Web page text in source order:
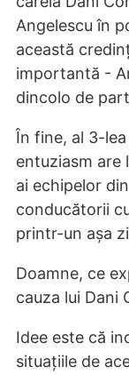
Angelescu în
această
importantă -
dincolo de
În fine, al 3-
entuziasm are
ai echipelor
conducătorii
printr-un așa
Doamne, ce
cauza lui Dani
Idee este că
situațiile de